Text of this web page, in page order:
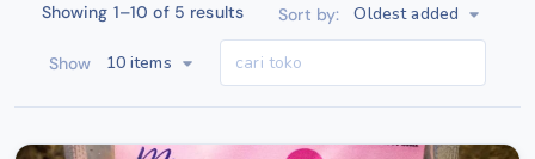
Showing 1–10 of 5 results Sort by: Oldest added
Show 10 items